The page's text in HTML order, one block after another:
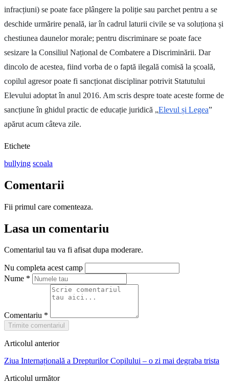
infracțiuni) se poate face plângere la poliție sau parchet pentru a se
deschide urmărire penală, iar în cadrul laturii civile se va soluționa și
chestiunea daunelor morale; pentru discriminare se poate face
sesizare la Consiliul Național de Combatere a Discriminării. Dar
dincolo de acestea, fiind vorba de o faptă ilegală comisă la școală,
copilul agresor poate fi sancționat disciplinar potrivit Statutului
Elevului adoptat în anul 2016. Am scris despre toate aceste forme de
sancțiune în ghidul practic de educație juridică „Elevul și Legea”
apărut acum câteva zile.
Etichete
bullying scoala
Comentarii
Fii primul care comenteaza.
Lasa un comentariu
Comentariul tau va fi afisat dupa moderare.
Nu completa acest camp
Nume *
Comentariu *
Trimite comentariul
Articolul anterior
Ziua Internațională a Drepturilor Copilului – o zi mai degraba trista
Articolul următor